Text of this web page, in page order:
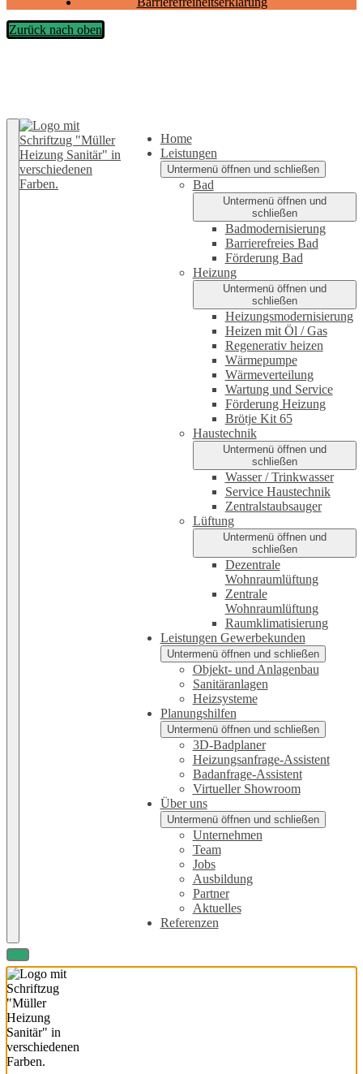
Zurück nach oben
Home
Leistungen
Untermenü öffnen und schließen
Bad
Untermenü öffnen und
schließen
Badmodernisierung
Barrierefreies Bad
Förderung Bad
Heizung
Untermenü öffnen und
schließen
Heizungsmodernisierung
Heizen mit Öl / Gas
Regenerativ heizen
Wärmepumpe
Wärmeverteilung
Wartung und Service
Förderung Heizung
Brötje Kit 65
Haustechnik
Untermenü öffnen und
schließen
Wasser / Trinkwasser
Service Haustechnik
Zentralstaubsauger
Lüftung
Untermenü öffnen und
schließen
Dezentrale
Wohnraumlüftung
Zentrale
Wohnraumlüftung
Raumklimatisierung
Leistungen Gewerbekunden
Untermenü öffnen und schließen
Objekt- und Anlagenbau
Sanitäranlagen
Heizsysteme
Planungshilfen
Untermenü öffnen und schließen
3D-Badplaner
Heizungsanfrage-Assistent
Badanfrage-Assistent
Virtueller Showroom
Über uns
Untermenü öffnen und schließen
Unternehmen
Team
Jobs
Ausbildung
Partner
Aktuelles
Referenzen